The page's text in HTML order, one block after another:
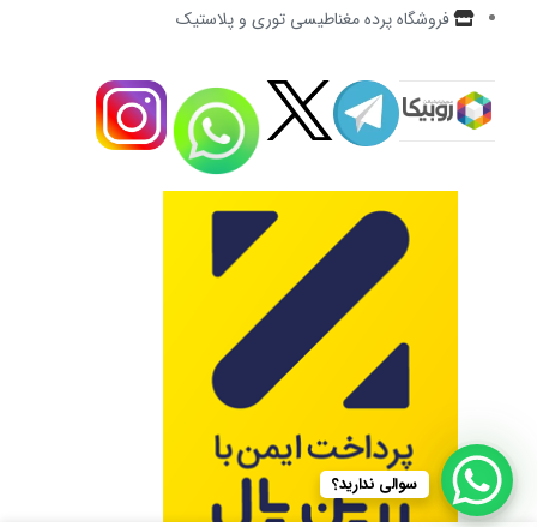
فروشگاه پرده مغناطیسی توری و پلاستیک
سوالی ندارید؟